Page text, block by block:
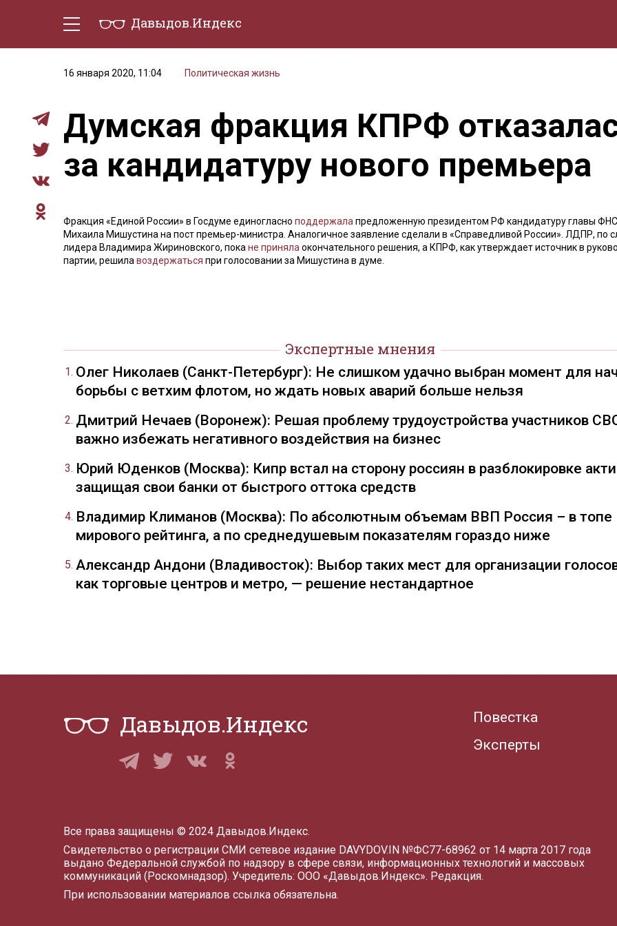
Давыдов.Индекс
16 января 2020, 11:04
Политическая жизнь
Думская фракция КПРФ
за кандидатуру нового премьера
Фракция «Единой России» в Госдуме единогласно поддержала предложенную президентом РФ кандидатуру главы ФНС
Михаила Мишустина на пост премьер-министра. Аналогичное заявление сделали в «Справедливой России». ЛДПР, по
лидера Владимира Жириновского, пока не приняла окончательного решения, а КПРФ, как утверждает источник в
партии, решила воздержаться при голосовании за Мишустина в думе.
Экспертные мнения
Олег Николаев (Санкт-Петербург): Не слишком удачно выбран момент для
борьбы с ветхим флотом, но ждать новых аварий больше нельзя
Дмитрий Нечаев (Воронеж): Решая проблему трудоустройства участников
важно избежать негативного воздействия на бизнес
Юрий Юденков (Москва): Кипр встал на сторону россиян в разблокировке
защищая свои банки от быстрого оттока средств
Владимир Климанов (Москва): По абсолютным объемам ВВП Россия – в топе
мирового рейтинга, а по среднедушевым показателям гораздо ниже
Александр Андони (Владивосток): Выбор таких мест для организации
как торговые центров и метро, — решение нестандартное
Давыдов.Индекс
Повестка
Эксперты
Все права защищены © 2024 Давыдов.Индекс.
Свидетельство о регистрации СМИ сетевое издание DAVYDOV.IN №ФС77-68962 от 14 марта 2017 года
выдано Федеральной службой по надзору в сфере связи, информационных технологий и массовых
коммуникаций (Роскомнадзор). Учредитель: ООО «Давыдов.Индекс». Редакция.
При использовании материалов ссылка обязательна.